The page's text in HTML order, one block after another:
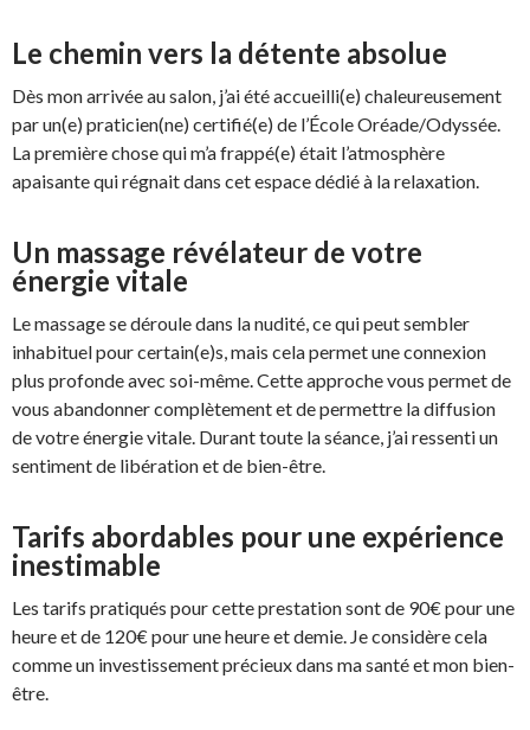
Le chemin vers la détente absolue
Dès mon arrivée au salon, j’ai été accueilli(e) chaleureusement
par un(e) praticien(ne) certifié(e) de l’École Oréade/Odyssée.
La première chose qui m’a frappé(e) était l’atmosphère
apaisante qui régnait dans cet espace dédié à la relaxation.
Un massage révélateur de votre
énergie vitale
Le massage se déroule dans la nudité, ce qui peut sembler
inhabituel pour certain(e)s, mais cela permet une connexion
plus profonde avec soi-même. Cette approche vous permet de
vous abandonner complètement et de permettre la diffusion
de votre énergie vitale. Durant toute la séance, j’ai ressenti un
sentiment de libération et de bien-être.
Tarifs abordables pour une expérience
inestimable
Les tarifs pratiqués pour cette prestation sont de 90€ pour une
heure et de 120€ pour une heure et demie. Je considère cela
comme un investissement précieux dans ma santé et mon bien-
être.